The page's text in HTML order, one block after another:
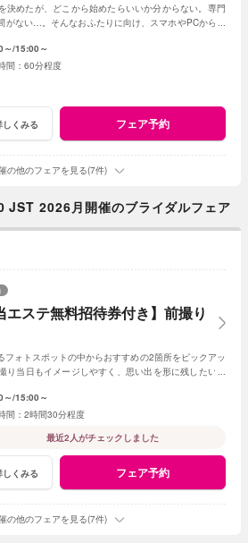
決めたが、どこから始めたらいいか分からない。専門
がない…。そんなおふたりに向け、スマホやPCから手
～ 15:00～
60分程度
しくみる フェア予約
の他のフェアを見る(7件)
2026月開催のブライダルフェア
エステ無料招待券付き】前撮り
フォトスポットの中からおすすめの2箇所をピックアッ
り当日もイメージしやすく、思い出を形に残したい方
～ 15:00～
2時間30分程度
最近2人がチェックしました
しくみる フェア予約
の他のフェアを見る(7件)